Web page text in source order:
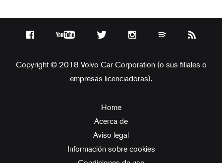
Copyright © 2018 Volvo Car Corporation (o sus filiales o
empresas licenciadoras).
Home
Acerca de
Aviso legal
Información sobre cookies